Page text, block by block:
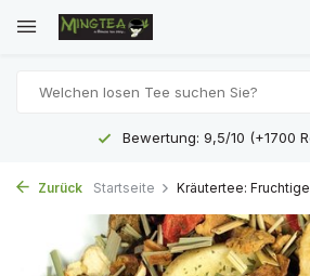
Bewertung: 9,5/10 (+1700
Zurück Startseite Kräutertee: